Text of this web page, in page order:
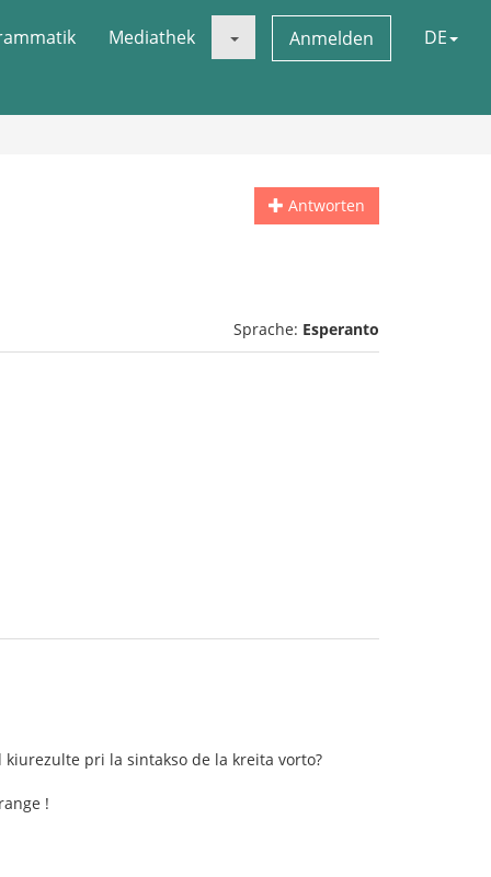
Mediathek Anmelden DE
Antworten
Sprache: Esperanto
pri la sintakso de la kreita vorto?
!